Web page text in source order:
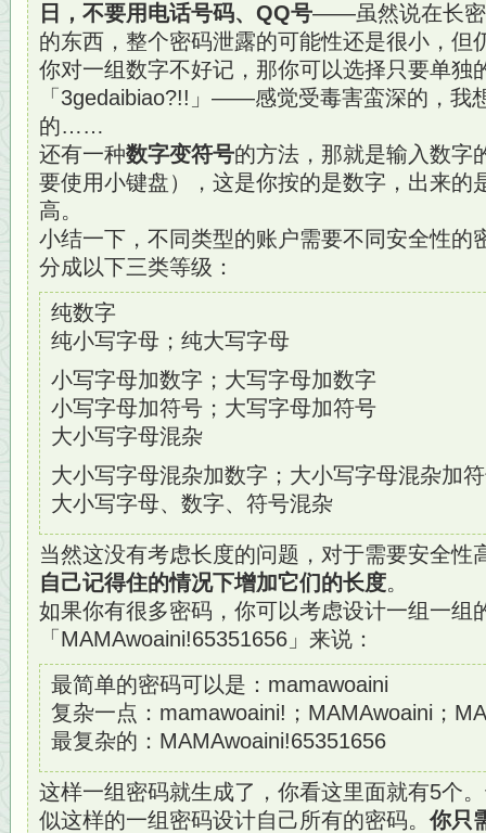
日，不要用电话号码、QQ号——虽然说在长密
的东西，整个密码泄露的可能性还是很小，但
你对一组数字不好记，那你可以选择只要单独
「3gedaibiao?!!」——感觉受毒害蛮深的，我
的……
还有一种数字变符号的方法，那就是输入数字
要使用小键盘），这是你按的是数字，出来的
高。
小结一下，不同类型的账户需要不同安全性的
分成以下三类等级：
纯数字
纯小写字母；纯大写字母
小写字母加数字；大写字母加数字
小写字母加符号；大写字母加符号
大小写字母混杂
大小写字母混杂加数字；大小写字母混杂加
大小写字母、数字、符号混杂
当然这没有考虑长度的问题，对于需要安全性
自己记得住的情况下增加它们的长度。
如果你有很多密码，你可以考虑设计一组一组
「MAMAwoaini!65351656」来说：
最简单的密码可以是：mamawoaini
复杂一点：mamawoaini!；MAMAwoaini；
最复杂的：MAMAwoaini!65351656
这样一组密码就生成了，你看这里面就有5个
似这样的一组密码设计自己所有的密码。你只